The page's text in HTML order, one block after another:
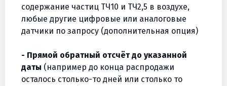
содержание частиц ТЧ10 и ТЧ2,5 в воздухе,
любые другие цифровые или аналоговые
датчики по запросу (дополнительная опция)
- Прямой обратный отсчёт до указанной
даты (например до конца распродажи
осталось столько-то дней или столько то